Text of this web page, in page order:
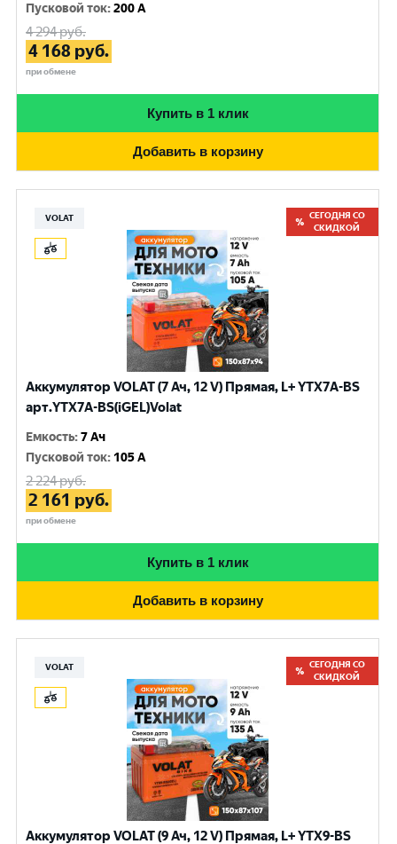
Пусковой ток:200 A
4 294руб.
4 168 руб.
при обмене
Купить в 1 клик
Добавить в корзину
VOLAT
СЕГОДНЯ СО
СКИДКОЙ
Аккумулятор VOLAT (7 Ач, 12 V) Прямая, L+ YTX7A-BS
арт.YTX7A-BS(iGEL)Volat
Емкость:7 Ач
Пусковой ток: 105 A
2 224руб.
2 161 руб.
при обмене
Купить в 1 клик
Добавить в корзину
VOLAT
СЕГОДНЯ СО
СКИДКОЙ
Аккумулятор VOLAT (9 Ач, 12 V) Прямая, L+ YTX9-BS